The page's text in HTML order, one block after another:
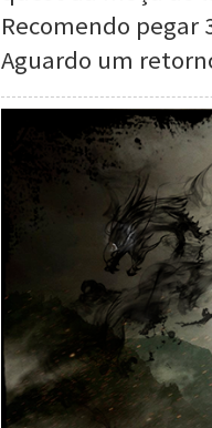
Recomendo
Aguardo um